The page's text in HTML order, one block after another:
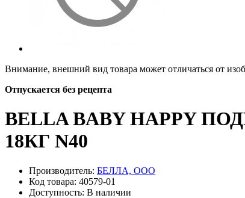
Внимание, внешний вид товара может отличаться от
Отпускается без рецепта
BELLA BABY HAPPY
18КГ N40
Производитель: БЕЛЛА, ООО
Код товара: 40579-01
Доступность: В наличии